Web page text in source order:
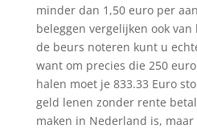
minder dan 1,50 euro per
beleggen vergelijken ook
de beurs noteren kunt u
want om precies die 250
halen moet je 833.33 Euro
geld lenen zonder rente
maken in Nederland is,